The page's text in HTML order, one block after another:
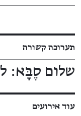
תערוכה קשורה
שלום סֶבָּא:
עוד אירועים